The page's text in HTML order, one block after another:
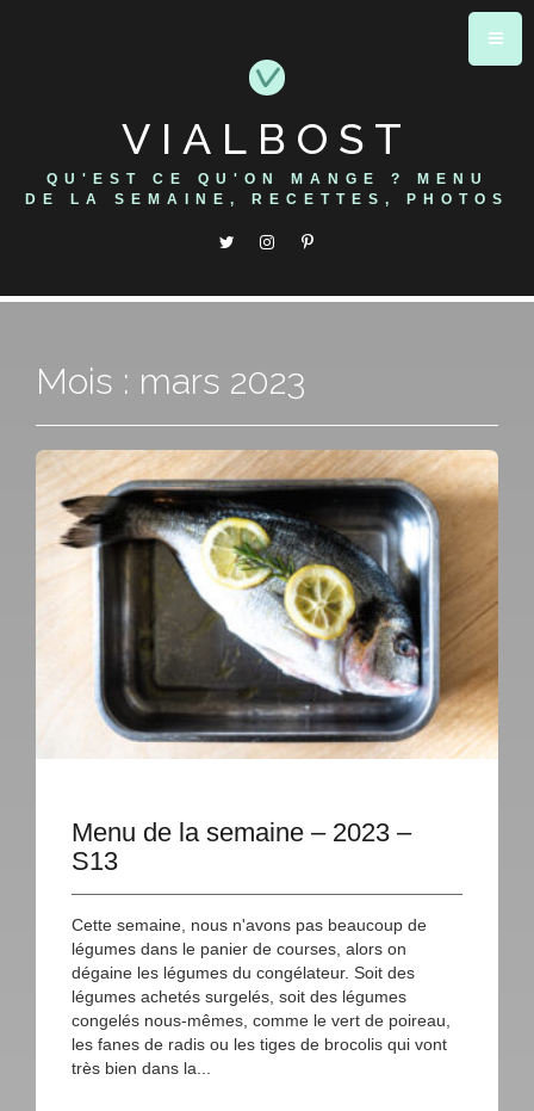
VIALBOST
QU'EST CE QU'ON MANGE ? MENU
DE LA SEMAINE, RECETTES, PHOTOS
Mois : mars 2023
Menu de la semaine – 2023 –
S13
Cette semaine, nous n'avons pas beaucoup de
légumes dans le panier de courses, alors on
dégaine les légumes du congélateur. Soit des
légumes achetés surgelés, soit des légumes
congelés nous-mêmes, comme le vert de poireau,
les fanes de radis ou les tiges de brocolis qui vont
très bien dans la...